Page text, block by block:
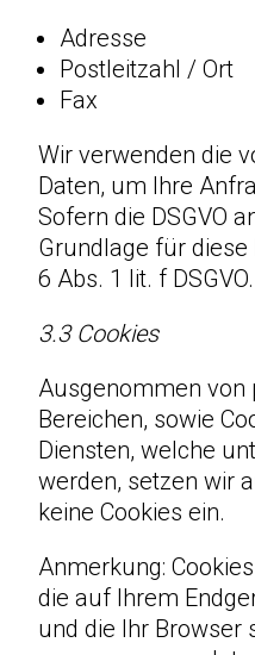
Adresse
Postleitzahl / Ort
Fax
Wir verwenden die
Daten, um Ihre
Sofern die DSGVO
Grundlage für
6 Abs. 1 lit. f DSGVO.
3.3 Cookies
Ausgenommen
Bereichen, sowie
Diensten, welche
werden, setzen wir
keine Cookies ein.
Anmerkung:
die auf Ihrem
und die Ihr Browser